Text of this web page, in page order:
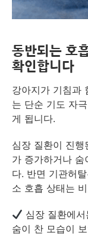
동반되는 호
확인합니다
강아지가 기침과
는 단순 기도 자
게 됩니다.
심장 질환이 진
가 증가하거나
다. 반면 기관허
소 호흡 상태는
심장 질환에
숨이 찬 모습이